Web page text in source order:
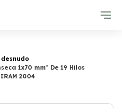
desnudo
1x70 mm² De 19 Hilos
2004